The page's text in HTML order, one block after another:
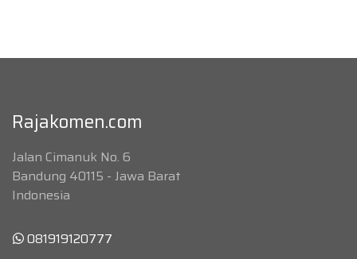
Rajakomen.com
Jalan Cimanuk No. 6
Bandung 40115 - Jawa Barat
Indonesia
081919120777